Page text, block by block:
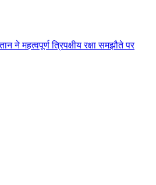
ने महत्वपूर्ण त्रिपक्षीय रक्षा समझौते पर